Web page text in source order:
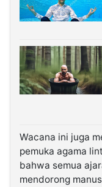
Wacana ini juga
pemuka agama
bahwa semua
mendorong